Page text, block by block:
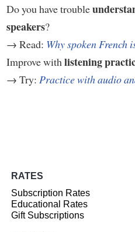
Do you have trouble
speakers?
→ Read: Why spoken French
Improve with listening
→ Try: Practice with audio
RATES
Subscription Rates
Educational Rates
Gift Subscriptions